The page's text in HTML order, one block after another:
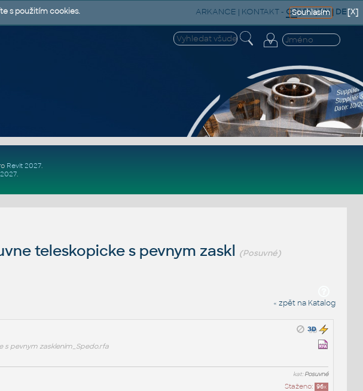
ARKANCE | KONTAKT- CZ|SK|EN| DE
Revit 2027.
.
teleskopicke s pevnym zaskl (Posuvné)
« zpět na Katalog
s pevnym zasklenim_Spedo.rfa
kat:Posuvné
Staženo: 96x
[X]
Souhlasím
s použitím cookies.